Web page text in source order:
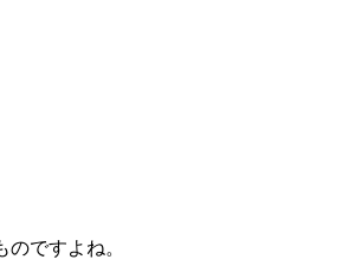
ですよね。